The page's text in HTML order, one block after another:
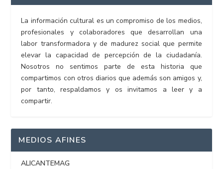
La información cultural es un compromiso de los medios,
profesionales y colaboradores que desarrollan una
labor transformadora y de madurez social que permite
elevar la capacidad de percepción de la ciudadanía.
Nosotros no sentimos parte de esta historia que
compartimos con otros diarios que además son amigos y,
por tanto, respaldamos y os invitamos a leer y a
compartir.
MEDIOS AFINES
ALICANTEMAG